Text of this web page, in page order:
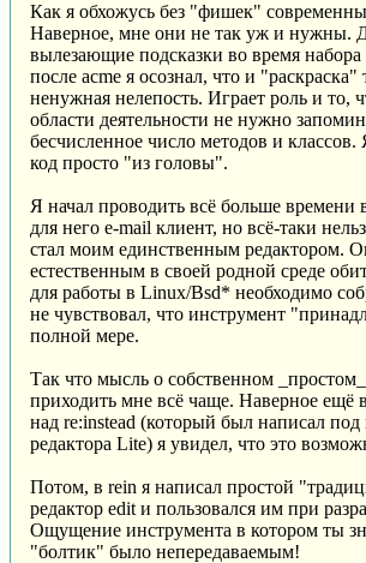
Как я обхожусь без "фишек"
Наверное, мне они не так уж и нужны.
вылезающие подсказки во время
после acme я осознал, что и "раскраска"
ненужная нелепость. Играет роль и то,
области деятельности не нужно
бесчисленное число методов и классов.
код просто "из головы".
Я начал проводить всё больше времени
для него e-mail клиент, но всё-таки
стал моим единственным редактором.
естественным в своей родной среде
для работы в Linux/Bsd* необходимо
не чувствовал, что инструмент
полной мере.
Так что мысль о собственном _простом_
приходить мне всё чаще. Наверное ещё
над re:instead (который был написал
редактора Lite) я увидел, что это
Потом, в rein я написал простой
редактор edit и пользовался им при
Ощущение инструмента в котором ты
"болтик" было непередаваемым!